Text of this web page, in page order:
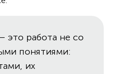
это работа не со
понятиями:
их